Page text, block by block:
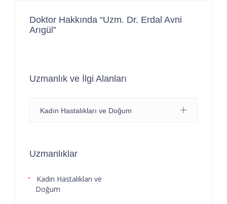
Doktor Hakkında “Uzm. Dr. Erdal Avni
Arıgül”
Uzmanlık ve İlgi Alanları
Kadın Hastalıkları ve Doğum
Uzmanlıklar
Kadın Hastalıkları ve
Doğum